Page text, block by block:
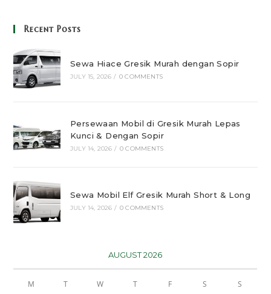
Recent Posts
Sewa Hiace Gresik Murah dengan Sopir
JULY 15, 2026 / 0 COMMENTS
Persewaan Mobil di Gresik Murah Lepas
Kunci & Dengan Sopir
JULY 14, 2026 / 0 COMMENTS
Sewa Mobil Elf Gresik Murah Short & Long
JULY 14, 2026 / 0 COMMENTS
AUGUST 2026
M T W T F S S